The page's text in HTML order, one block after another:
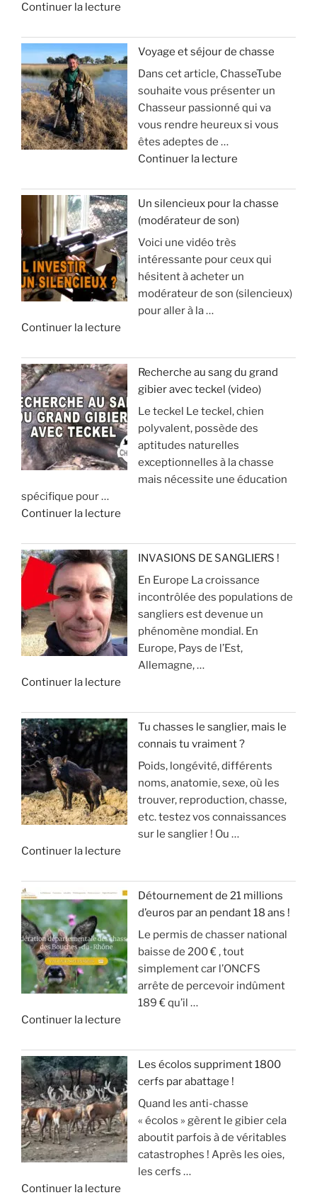
Continuer la lecture
«
B
a
l
l
e
a
p
o
p
h
y
s
à
v
o
i
r
p
o
i
t
r
q
u
e
o
u
s
a
r
r
i
»
Voyage et séjour de chasse
Dans cet article, ChasseTube
souhaite vous présenter un
Chasseur passionné qui va
vous rendre heureux si vous
êtes adeptes de …
Continuer la lecture
«
V
y
a
g
é
j
o
u
r
d
e
e
»
Un silencieux pour la chasse
(modérateur de son)
Voici une vidéo très
intéressante pour ceux qui
hésitent à acheter un
modérateur de son (silencieux)
pour aller à la …
Continuer la lecture
«
U
n
s
i
l
e
u
p
o
u
r
h
a
s
s
e
(
m
r
a
t
e
u
r
d
n
)
»
Recherche au sang du grand
gibier avec teckel (video)
Le teckel Le teckel, chien
polyvalent, possède des
aptitudes naturelles
exceptionnelles à la chasse
mais nécessite une éducation
spécifique pour …
Continuer la lecture
«
e
c
h
e
e
a
u
s
a
n
g
r
a
n
d
g
i
b
a
v
e
c
t
e
c
INVASIONS DE SANGLIERS !
En Europe La croissance
incontrôlée des populations de
sangliers est devenue un
phénomène mondial. En
Europe, Pays de l’Est,
Allemagne, …
Continuer la lecture
«
I
N
V
A
S
D
E
S
A
N
G
R
S
!
»
Tu chasses le sanglier, mais le
connais tu vraiment ?
Poids, longévité, différents
noms, anatomie, sexe, où les
trouver, reproduction, chasse,
etc. testez vos connaissances
sur le sanglier ! Ou …
Continuer la lecture
«
T
u
c
h
a
s
l
e
s
a
n
g
Détournement de 21 millions
d’euros par an pendant 18 ans !
Le permis de chasser national
baisse de 200 € , tout
simplement car l’ONCFS
arrête de percevoir indûment
189 € qu’il …
Continuer la lecture
«
D
é
t
o
u
Les écolos suppriment 1800
cerfs par abattage !
Quand les anti-chasse
« écolos » gèrent le gibier cela
aboutit parfois à de véritables
catastrophes ! Après les oies,
les cerfs …
Continuer la lecture